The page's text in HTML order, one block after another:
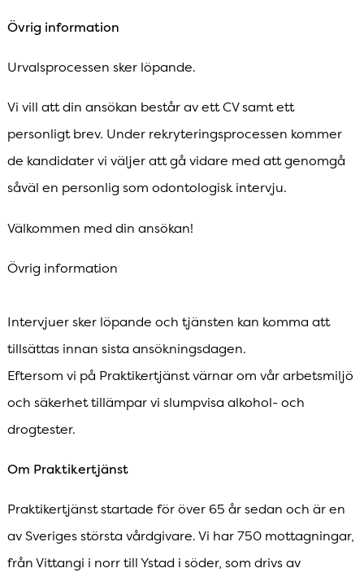
Övrig information
Urvalsprocessen sker löpande.
Vi vill att din ansökan består av ett CV samt ett
personligt brev. Under rekryteringsprocessen kommer
de kandidater vi väljer att gå vidare med att genomgå
såväl en personlig som odontologisk intervju.
Välkommen med din ansökan!
Övrig information
Intervjuer sker löpande och tjänsten kan komma att
tillsättas innan sista ansökningsdagen.
Eftersom vi på Praktikertjänst värnar om vår arbetsmiljö
och säkerhet tillämpar vi slumpvisa alkohol- och
drogtester.
Om Praktikertjänst
Praktikertjänst startade för över 65 år sedan och är en
av Sveriges största vårdgivare. Vi har 750 mottagningar,
från Vittangi i norr till Ystad i söder, som drivs av